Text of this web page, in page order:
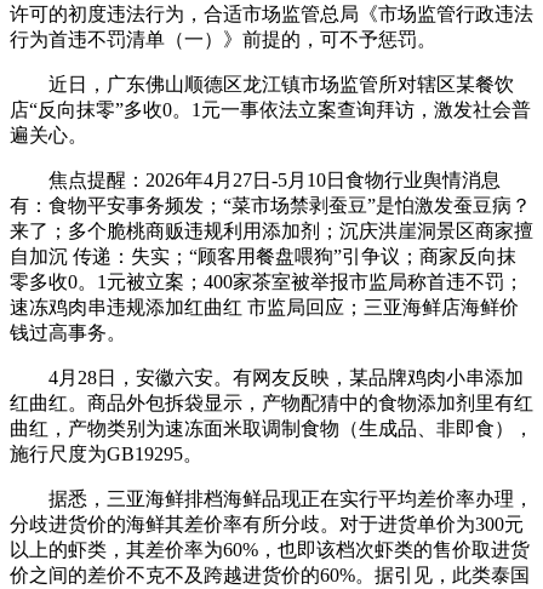
许可的初度违法行为，合适市场监管总局《市场监管行政违法
行为首违不罚清单（一）》前提的，可不予惩罚。
近日，广东佛山顺德区龙江镇市场监管所对辖区某餐饮
店“反向抹零”多收0。1元一事依法立案查询拜访，激发社会普
遍关心。
焦点提醒：2026年4月27日-5月10日食物行业舆情消息
有：食物平安事务频发；“菜市场禁剥蚕豆”是怕激发蚕豆病？
来了；多个脆桃商贩违规利用添加剂；沉庆洪崖洞景区商家擅
自加沉 传递：失实；“顾客用餐盘喂狗”引争议；商家反向抹
零多收0。1元被立案；400家茶室被举报市监局称首违不罚；
速冻鸡肉串违规添加红曲红 市监局回应；三亚海鲜店海鲜价
钱过高事务。
4月28日，安徽六安。有网友反映，某品牌鸡肉小串添加
红曲红。商品外包拆袋显示，产物配猜中的食物添加剂里有红
曲红，产物类别为速冻面米取调制食物（生成品、非即食），
施行尺度为GB19295。
据悉，三亚海鲜排档海鲜品现正在实行平均差价率办理，
分歧进货价的海鲜其差价率有所分歧。对于进货单价为300元
以上的虾类，其差价率为60%，也即该档次虾类的售价取进货
价之间的差价不克不及跨越进货价的60%。据引见，此类泰国